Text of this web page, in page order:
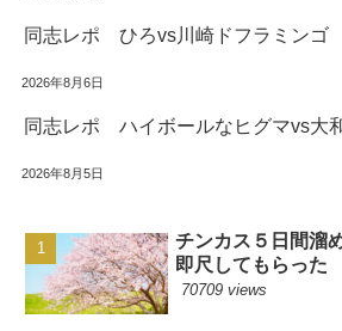
同志レポ ひろvs川崎ドフラミン
2026年8月6日
同志レポ ハイボールなヒグマvs大
2026年8月5日
チンカス５日間溜
即尺してもらった
70709 views